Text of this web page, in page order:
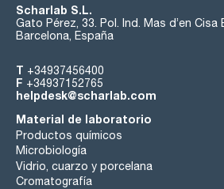
Scharlab S.L.
Gato Pérez, 33. Pol. Ind. Mas d’en Cisa
Barcelona, España
T +34937456400
F +34937152765
helpdesk@scharlab.com
Material de laboratorio
Productos químicos
Microbiología
Vidrio, cuarzo y porcelana
Cromatografía